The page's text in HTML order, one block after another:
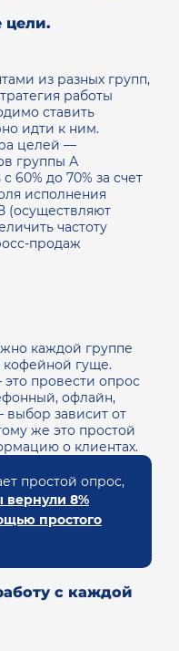
цели.
из разных групп,
работы
ставить
идти к ним.
целей —
группы А
60% до 70% за счет
исполнения
(осуществляют
частоту
продаж
каждой группе
кофейной гуще.
провести опрос
офлайн,
выбор зависит от
же это простой
о клиентах.
простой опрос,
вернули 8%
простого
с каждой